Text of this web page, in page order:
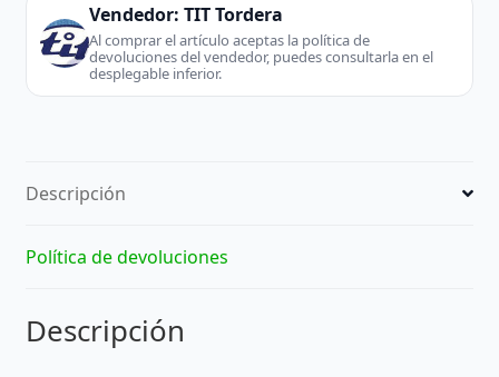
Monitor)
cantidad
Vendedor: TIT Tordera
Al comprar el artículo aceptas la política de
devoluciones del vendedor, puedes consultarla en el
desplegable inferior.
Descripción
Política de devoluciones
Descripción